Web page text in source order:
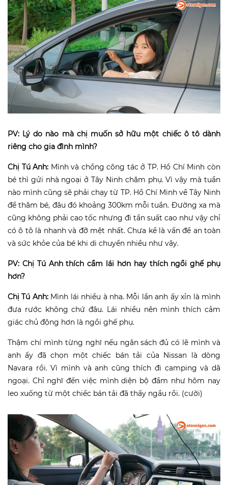
PV: Lý do nào mà chị muốn sở hữu một chiếc ô tô dành
riêng cho gia đình mình?
Chị Tú Anh: Mình và chồng công tác ở TP. Hồ Chí Minh còn
bé thì gửi nhà ngoại ở Tây Ninh chăm phụ. Vì vậy mà tuần
nào mình cũng sẽ phải chạy từ TP. Hồ Chí Minh về Tây Ninh
để thăm bé, đâu đó khoảng 300km mỗi tuần. Đường xa mà
cũng không phải cao tốc nhưng đi tần suất cao như vậy chỉ
có ô tô là nhanh và đỡ mệt nhất. Chưa kể là vấn đề an toàn
và sức khỏe của bé khi di chuyển nhiều như vậy.
PV: Chị Tú Anh thích cầm lái hơn hay thích ngồi ghế phụ
hơn?
Chị Tú Anh:Mình lái nhiều à nha. Mỗi lần anh ấy xỉn là mình
đưa rước không chứ đâu. Lái nhiều nên mình thích cảm
giác chủ động hơn là ngồi ghế phụ.
Thậm chí mình từng nghĩ nếu ngân sách đủ có lẽ mình và
anh ấy đã chọn một chiếc bán tải của Nissan là dòng
Navara rồi. Vì mình và anh cũng thích đi camping và dã
ngoại. Chỉ nghĩ đến việc mình diện bộ đầm như hôm nay
leo xuống từ một chiếc bán tải đã thấy ngầu rồi. (cười)